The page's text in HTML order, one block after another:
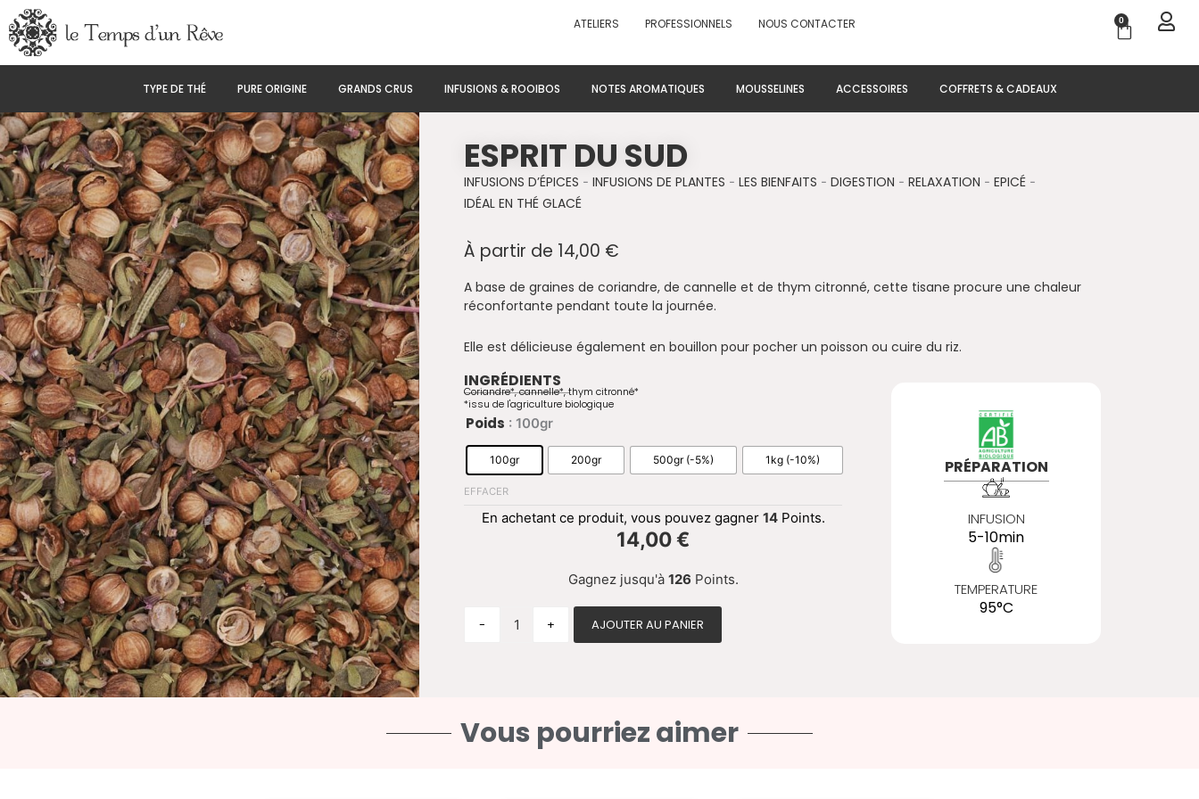
Aller
au
contenu
ATELIERS PROFESSIONNELS NOUS CONTACTER 0
Panier
TYPE DE THÉ PURE ORIGINE GRANDS CRUS INFUSIONS & ROOIBOS NOTES AROMATIQUES MOUSSELINES ACCESSOIRES COFFRETS & CADEAUX
ESPRIT DU SUD
INFUSIONS D’ÉPICES -INFUSIONS DE PLANTES -LES BIENFAITS -DIGESTION -RELAXATION -EPICÉ -
IDÉAL EN THÉ GLACÉ
À partir de 14,00 €
A base de graines de coriandre, de cannelle et de thym citronné, cette tisane procure une chaleur
réconfortante pendant toute la journée.
Elle est délicieuse également en bouillon pour pocher un poisson ou cuire du riz.
INGRÉDIENTS
Coriandre*, cannelle*, thym citronné*
*issu de l'agriculture biologique
Poids : 100gr
100gr 200gr 500gr (-5%) 1kg (-10%)
EFFACER
En achetant ce produit, vous pouvez gagner 14Points.
14,00€
Gagnez jusqu'à 126 Points.
quantité de Esprit du Sud
- + AJOUTER AU PANIER
PRÉPARATION
INFUSION
5-10min
TEMPERATURE
95°C
Vous pourriez aimer